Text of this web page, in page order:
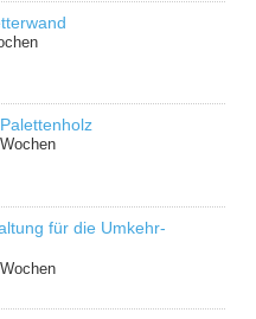
für die Umkehr-